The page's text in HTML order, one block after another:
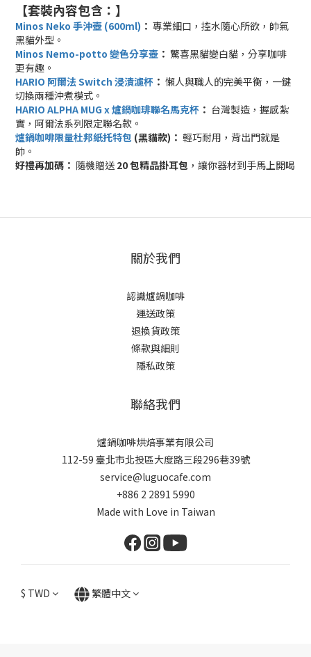
【套裝內容包含：】
Minos Neko 手沖壺 (600ml) ： 專業細口，控水隨心所欲，帥氣
黑貓外型。
Minos Nemo-potto 變色分享壺 ： 驚喜黑貓變白貓，分享咖啡
更有趣。
HARIO 阿爾法 Switch 浸漬濾杯 ： 懶人與職人的完美平衡，一鍵
切換兩種沖煮模式。
HARIO ALPHA MUG x 爐鍋咖琲聯名馬克杯 ： 台灣製造，握感紮
實，阿爾法系列限定聯名款。
爐鍋咖啡限量杜邦紙托特包 (黑貓款)： 輕巧耐用，背出門就是
帥。
好禮再加碼： 隨機贈送 20 包精品掛耳包 ，讓你器材到手馬上開喝
關於我們
認識爐鍋咖啡
運送政策
退換貨政策
條款與細則
隱私政策
聯絡我們
爐鍋咖啡烘焙事業有限公司
112-59 臺北市北投區大度路三段296巷39號
service@luguocafe.com
+886 2 2891 5990
Made with Love in Taiwan
$ TWD 繁體中文